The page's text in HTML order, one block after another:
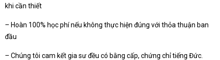
khi cần thiết
– Hoàn 100% học phí nếu không thực hiện đúng với thỏa thuận ban
đầu
– Chúng tôi cam kết gia sư đều có bằng cấp, chứng chỉ tiếng Đức.